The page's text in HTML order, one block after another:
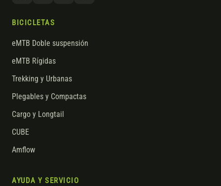
BICICLETAS
eMTB Doble suspensión
eMTB Rígidas
Trekking y Urbanas
Plegables y Compactas
Cargo y Longtail
CUBE
Amflow
AYUDA Y SERVICIO